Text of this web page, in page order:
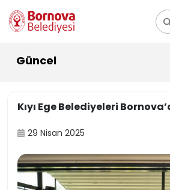
Güncel
Kıyı Ege Belediyeleri
29 Nisan 2025